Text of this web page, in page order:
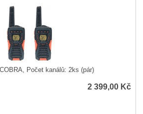
Počet kanálů: 2ks (pár)
2 399,00 Kč